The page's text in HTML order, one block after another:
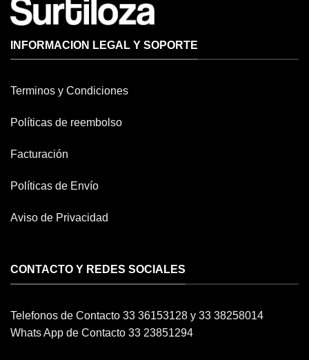
INFORMACION LEGAL Y SOPORTE
Terminos y Condiciones
Políticas de reembolso
Facturación
Políticas de Envío
Aviso de Privacidad
CONTACTO Y REDES SOCIALES
Telefonos de Contacto 33 36153128 y 33 38258014
Whats App de Contacto 33 23851294